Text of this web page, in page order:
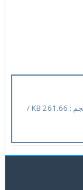
(الحجم : 261.66 KB /